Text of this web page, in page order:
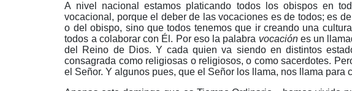
A nivel nacional estamos platicando todos los obispos en
vocacional, porque el deber de las vocaciones es de todos; es
o del obispo, sino que todos tenemos que ir creando una
todos a colaborar con Él. Por eso la palabra vocaciónes un
del Reino de Dios. Y cada quien va siendo en distintos
consagrada como religiosas o religiosos, o como sacerdotes.
el Señor. Y algunos pues, que el Señor los llama, nos llama para